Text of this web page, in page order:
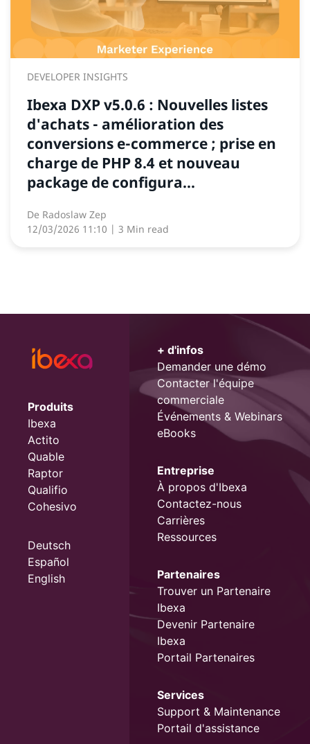
DEVELOPER INSIGHTS
Ibexa DXP v5.0.6 : Nouvelles listes
d'achats - amélioration des
conversions e-commerce ; prise en
charge de PHP 8.4 et nouveau
package de configura...
De Radoslaw Zep
12/03/2026 11:10 | 3 Min read